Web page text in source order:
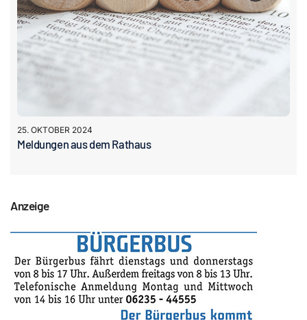
25. OKTOBER 2024
Meldungen aus dem Rathaus
Anzeige